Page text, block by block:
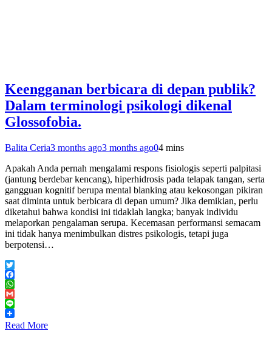
Keengganan berbicara di depan publik?
Dalam terminologi psikologi dikenal
Glossofobia.
Balita Ceria3 months ago3 months ago04 mins
Apakah Anda pernah mengalami respons fisiologis seperti palpitasi
(jantung berdebar kencang), hiperhidrosis pada telapak tangan, serta
gangguan kognitif berupa mental blanking atau kekosongan pikiran
saat diminta untuk berbicara di depan umum? Jika demikian, perlu
diketahui bahwa kondisi ini tidaklah langka; banyak individu
melaporkan pengalaman serupa. Kecemasan performansi semacam
ini tidak hanya menimbulkan distres psikologis, tetapi juga
berpotensi…
Twitter
Facebook
WhatsApp
Gmail
Line
Read More